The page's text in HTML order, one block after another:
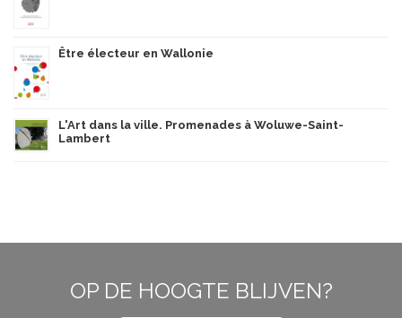
Être électeur en Wallonie
L'Art dans la ville. Promenades à Woluwe-Saint-
Lambert
OP DE HOOGTE BLIJVEN?